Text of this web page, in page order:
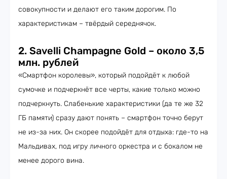
совокупности и делают его таким дорогим. По
характеристикам – твёрдый середнячок.
2. Savelli Champagne Gold – около 3,5
млн. рублей
«Смартфон королевы», который подойдёт к любой
сумочке и подчеркнёт все черты, какие только можно
подчеркнуть. Слабенькие характеристики (да те же 32
ГБ памяти) сразу дают понять – смартфон точно берут
не из-за них. Он скорее подойдёт для отдыха: где-то на
Мальдивах, под игру личного оркестра и с бокалом не
менее дорого вина.